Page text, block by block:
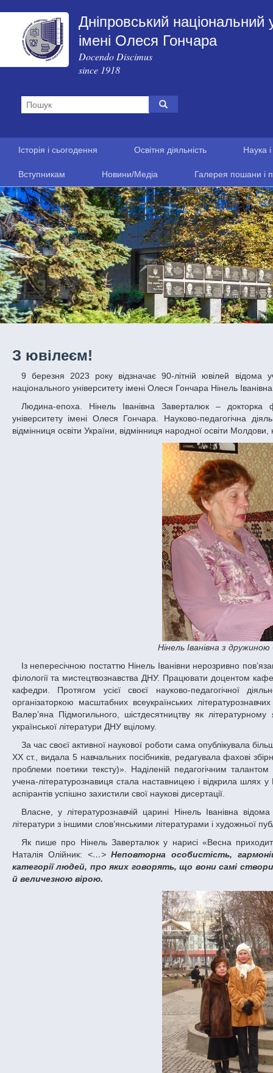
Дніпровський національний
імені Олеся Гончара
Docendo Discimus
since 1918
Історія і сьогодення Освітня діяльність Наука
Вступникам Новини/Медіа Галерея пошани і
З ювілеєм!
9 березня 2023 року відзначає 90-літній ювілей відома учена-філологиня, літературознавиця, заслужена викладачка Дніпровського
національного університету імені Олеся Гончара Нінель
Людина-епоха. Нінель Іванівна Заверталюк – докторка філологічних наук, багаторічна професорка Дніпровського національного
університету імені Олеся Гончара. Науково-педагогічна
відмінниця освіти України, відмінниця народної освіти
Нінель Іванівна з
Із непересічною постаттю Нінель Іванівни нерозривно пов’язана історія кафедри української літератури факультету української й іноземної
філології та мистецтвознавства ДНУ. Працювати доцентом
кафедри. Протягом усієї своєї науково-педагогічної
організаторкою масштабних всеукраїнських
Валер’яна Підмогильного, шістдесятництву як
української літератури ДНУ вцілому.
За час своєї активної наукової роботи сама опублікувала більше 250 статей у наукових збірниках і журналах з питань української літератури
ХХ ст., видала 5 навчальних посібників, редагувала фахові
проблеми поетики тексту)». Наділеній педагогічним
учена-літературознавиця стала наставницею і відкрила шлях
аспірантів успішно захистили свої наукові дисертації.
Власне, у літературознавчій царині Нінель Іванівна відома як дослідниця української літератури ХХ ст. та взаємозв’язків української
літератури з іншими слов’янськими літературами і художньої
Як пише про Нінель Заверталюк у нарисі «Весна приходить із Вашим іменем» завідувачка кафедри української літератури доцентка
Наталія Олійник: <…>Неповторна особистість,
категорії людей, про яких говорять, що вони самі
й величезною вірою.